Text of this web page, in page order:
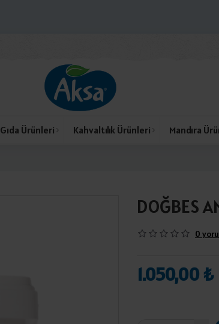
Gıda Ürünleri Kahvaltılık Ürünleri Mandıra
DOĞBES
0
1.050,00 ₺